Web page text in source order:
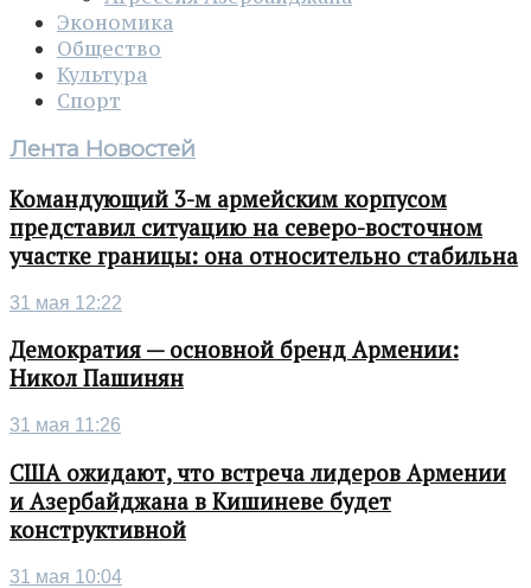
Экономика
Общество
Культура
Спорт
Лента Новостей
Командующий 3-м армейским корпусом
представил ситуацию на северо-восточном
участке границы: она относительно стабильна
31 мая 12:22
Демократия — основной бренд Армении:
Никол Пашинян
31 мая 11:26
США ожидают, что встреча лидеров Армении
и Азербайджана в Кишиневе будет
конструктивной
31 мая 10:04